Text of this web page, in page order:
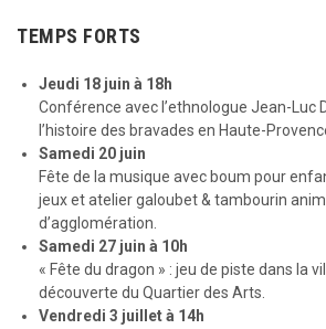
TEMPS FORTS
Jeudi 18 juin à 18h
Conférence avec l’ethnologue Jean-Luc
l’histoire des bravades en Haute-
Samedi 20 juin
Fête de la musique avec boum pour
jeux et atelier galoubet & tambourin
d’agglomération.
Samedi 27 juin à 10h
« Fête du dragon » : jeu de piste dans la
découverte du Quartier des Arts.
Vendredi 3 juillet à 14h